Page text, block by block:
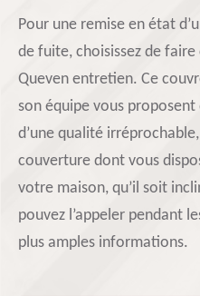
Pour une remise en état
de fuite, choisissez de
Queven entretien. Ce
son équipe vous
d’une qualité
couverture dont vous
votre maison, qu’il soit
pouvez l’appeler pendant
plus amples informations.